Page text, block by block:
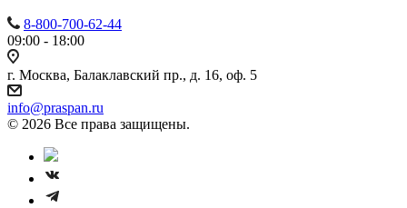
8-800-700-62-44
09:00 - 18:00
г. Москва, Балаклавский пр., д. 16, оф. 5
info@praspan.ru
© 2026 Все права защищены.